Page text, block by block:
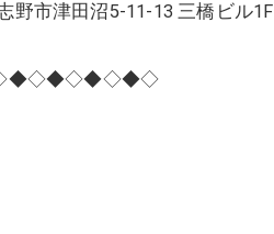
野市津田沼5-11-13 三橋ビル1F